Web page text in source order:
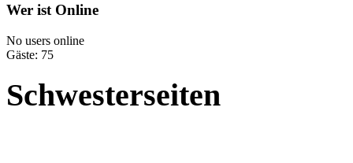
Wer ist Online
No users online
Gäste: 75
Schwesterseiten